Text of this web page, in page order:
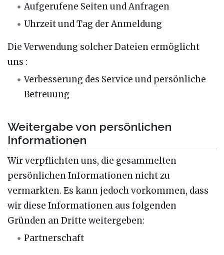
Aufgerufene Seiten und Anfragen
Uhrzeit und Tag der Anmeldung
Die Verwendung solcher Dateien ermöglicht
uns :
Verbesserung des Service und persönliche
Betreuung
Weitergabe von persönlichen
Informationen
Wir verpflichten uns, die gesammelten
persönlichen Informationen nicht zu
vermarkten. Es kann jedoch vorkommen, dass
wir diese Informationen aus folgenden
Gründen an Dritte weitergeben:
Partnerschaft